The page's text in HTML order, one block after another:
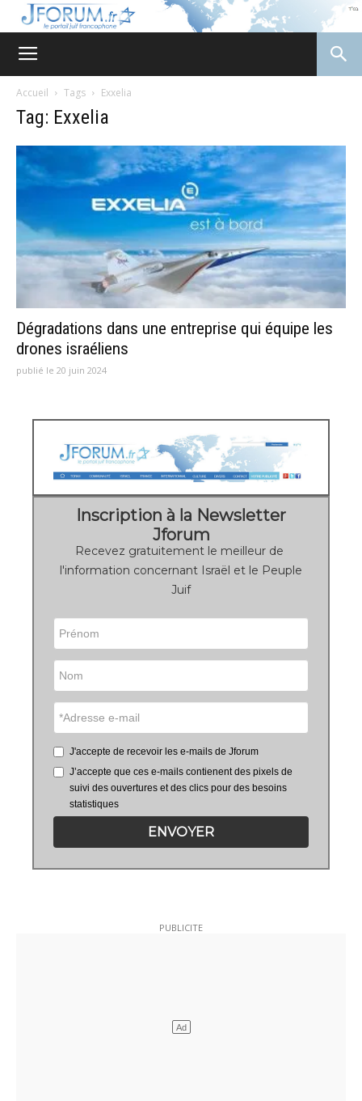
Accueil Tags Exxelia
Tag: Exxelia
Dégradations dans une entreprise qui équipe les
drones israéliens
publié le 20 juin 2024
Inscription à la Newsletter
Jforum
Recevez gratuitement le meilleur de
l'information concernant Israël et le Peuple
Juif
J'accepte de recevoir les e-mails de Jforum
J’accepte que ces e-mails contienent des pixels de
suivi des ouvertures et des clics pour des besoins
statistiques
ENVOYER